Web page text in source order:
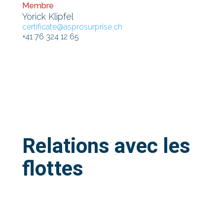
Membre
Yorick Klipfel
certificate@asprosurprise.ch
+41 76 324 12 65
Relations avec les
flottes